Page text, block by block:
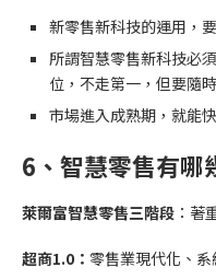
新零售新科技的運用，
所謂智慧零售新科技必
位，不走第一，但要隨
市場進入成熟期，就能
6、 智慧零售有哪
萊爾富智慧零售三階段 ：著
超商1.0： 零售業現代化、